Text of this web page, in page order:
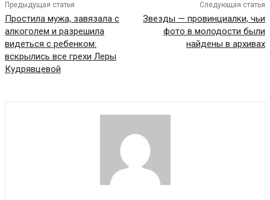
Предыдущая статья
Простила мужа, завязала с
алкоголем и разрешила
видеться с ребенком:
вскрылись все грехи Леры
Кудрявцевой
Следующая статья
Звезды — провинциалки, чьи
фото в молодости были
найдены в архивах